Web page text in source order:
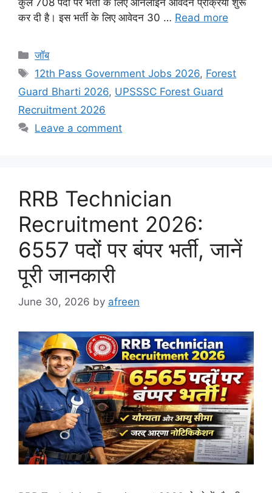
कर दी है। इस भर्ती के लिए आवेदन 30 … Read more
Categories
जॉब
Tags
12th Pass Government Jobs 2026, Forest
Guard Bharti 2026, UPSSSC Forest Guard
Recruitment 2026
Leave a comment
RRB Technician
Recruitment 2026:
6557 पदों पर बंपर भर्ती, जानें
पूरी जानकारी
June 30, 2026 by afreen